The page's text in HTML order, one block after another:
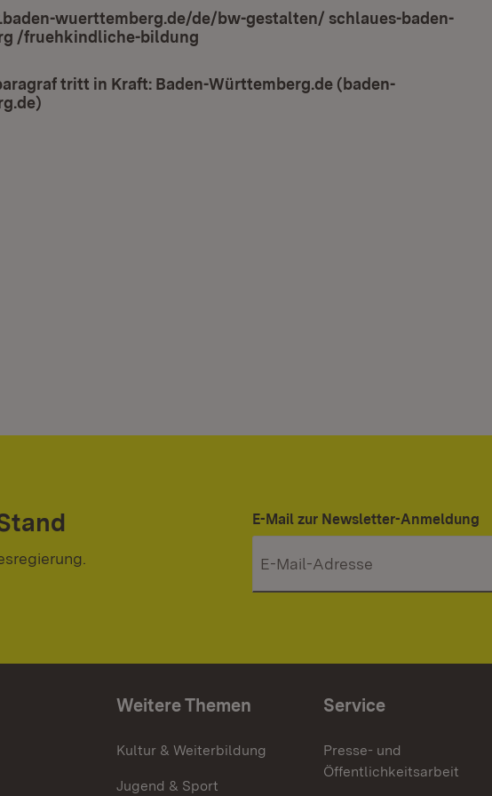
wuerttemberg.de/de/bw-gestalten/ schlaues-baden-
/fruehkindliche-bildung
tritt in Kraft: Baden-Württemberg.de (baden-
E-Mail zur Newsletter-Anmeldung
Weitere Themen
Kultur & Weiterbildung
Jugend & Sport
Service
Presse- und
Öffentlichkeitsarbeit